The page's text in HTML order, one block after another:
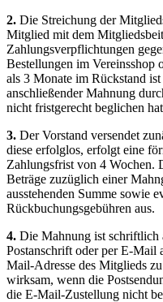
2. Die Streichung der
Mitglied mit dem
Zahlungsverpflichtungen
Bestellungen im Vereinsshop
als 3 Monate im Rückstand
anschließender Mahnung
nicht fristgerecht beglichen
3. Der Vorstand versendet
diese erfolglos, erfolgt eine
Zahlungsfrist von 4 Wochen.
Beträge zuzüglich einer
ausstehenden Summe sowie
Rückbuchungsgebühren aus.
4. Die Mahnung ist schriftlich
Postanschrift oder per E-Mail
Mail-Adresse des Mitglieds
wirksam, wenn die
die E-Mail-Zustellung nicht